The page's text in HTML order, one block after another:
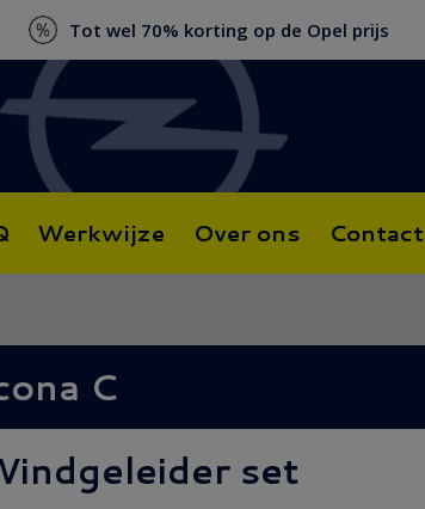
Tot wel 70% korting op de Opel prijs
Werkwijze Over ons Contact
C
set